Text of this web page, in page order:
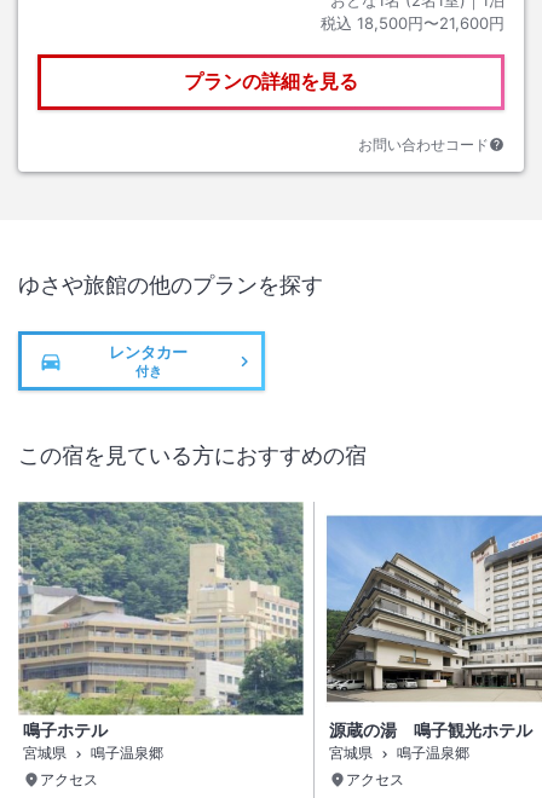
税込 18,500円〜21,600円
プランの詳細を見る
お問い合わせコード
ゆさや旅館の他のプランを探す
レンタカー
付き
この宿を見ている方におすすめの宿
鳴子ホテル
宮城県
鳴子温泉郷
アクセス
源蔵の湯 鳴子観光ホテル
宮城県
鳴子温泉郷
アクセス